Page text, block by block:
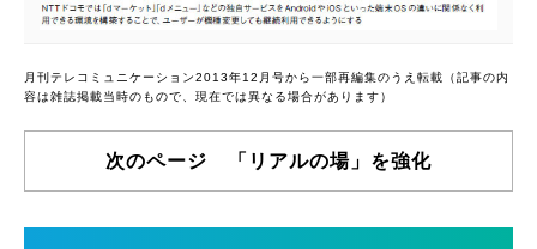
月刊テレコミュニケーション2013年12月号から一部再編集のうえ転載（記事の内
容は雑誌掲載当時のもので、現在では異なる場合があります）
次のページ 「リアルの場」を強化